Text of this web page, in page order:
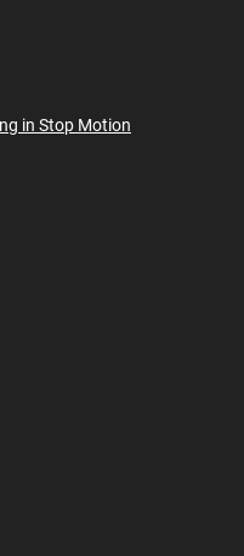
in Stop Motion